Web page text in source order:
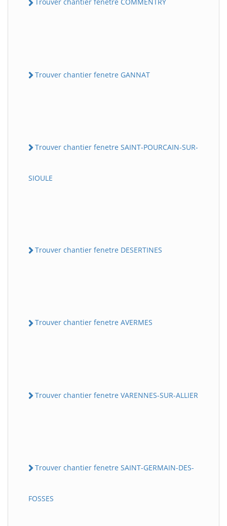
Trouver chantier fenetre GANNAT
Trouver chantier fenetre SAINT-POURCAIN-SUR-
SIOULE
Trouver chantier fenetre DESERTINES
Trouver chantier fenetre AVERMES
Trouver chantier fenetre VARENNES-SUR-ALLIER
Trouver chantier fenetre SAINT-GERMAIN-DES-
FOSSES